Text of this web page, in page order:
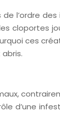
l’ordre
cloportes
ces
d’une